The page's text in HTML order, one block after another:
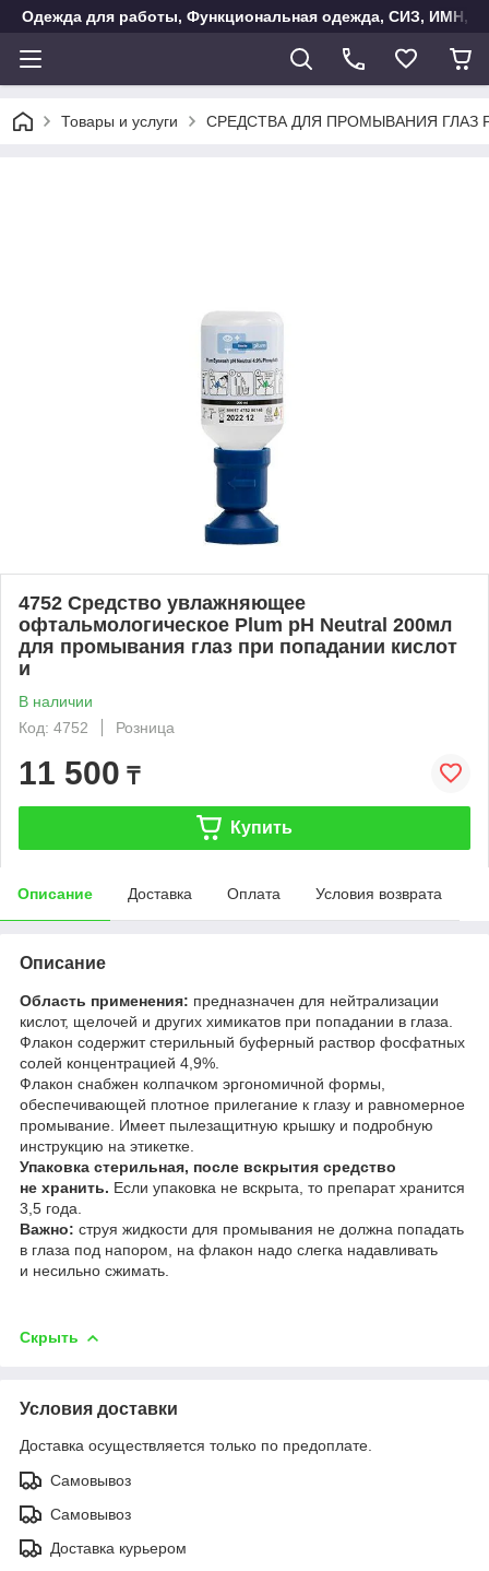
Одежда для работы, Функциональная одежда, СИЗ, ИМН,
Товары и услуги СРЕДСТВА ДЛЯ ПРОМЫВАНИЯ ГЛАЗ
4752 Средство увлажняющее
офтальмологическое Plum pH Neutral 200мл
для промывания глаз при попадании кислот
и
В наличии
Код: 4752
Розница
11 500 ₸
Купить
Описание Доставка Оплата Условия возврата
Описание
Область применения: предназначен для нейтрализации
кислот, щелочей и других химикатов при попадании в глаза.
Флакон содержит стерильный буферный раствор фосфатных
солей концентрацией 4,9%.
Флакон снабжен колпачком эргономичной формы,
обеспечивающей плотное прилегание к глазу и равномерное
промывание. Имеет пылезащитную крышку и подробную
инструкцию на этикетке.
Упаковка стерильная, после вскрытия средство
не хранить. Если упаковка не вскрыта, то препарат хранится
3,5 года.
Важно: струя жидкости для промывания не должна попадать
в глаза под напором, на флакон надо слегка надавливать
и несильно сжимать.
Скрыть
Условия доставки
Доставка осуществляется только по предоплате.
Самовывоз
Самовывоз
Доставка курьером